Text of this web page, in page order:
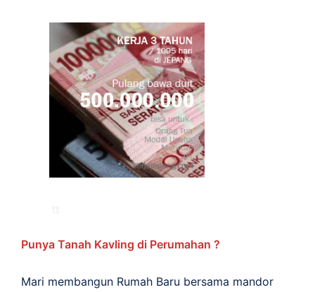
Punya Tanah Kavling di Perumahan ?
Mari membangun Rumah Baru bersama mandor